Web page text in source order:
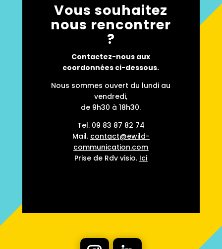
Vous souhaitez
nous rencontrer
?
Contactez-nous aux
coordonnées ci-dessous.
Nous sommes ouvert du lundi au
vendredi,
de 9h30 à 18h30.
Tel. 09 83 87 82 74
Mail. contact@ewild-
communication.com
Prise de Rdv visio. Ici